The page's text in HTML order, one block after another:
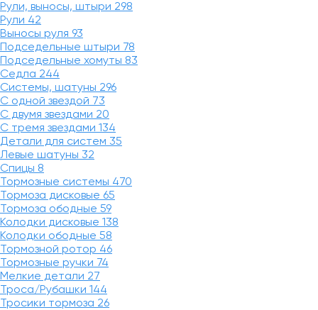
Рули, выносы, штыри 298
Рули 42
Выносы руля 93
Подседельные штыри 78
Подседельные хомуты 83
Седла 244
Системы, шатуны 296
С одной звездой 73
С двумя звездами 20
С тремя звездами 134
Детали для систем 35
Левые шатуны 32
Спицы 8
Тормозные системы 470
Тормоза дисковые 65
Тормоза ободные 59
Колодки дисковые 138
Колодки ободные 58
Тормозной ротор 46
Тормозные ручки 74
Мелкие детали 27
Троса/Рубашки 144
Тросики тормоза 26